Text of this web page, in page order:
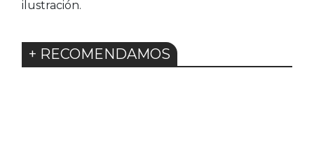
ilustración.
+ RECOMENDAMOS